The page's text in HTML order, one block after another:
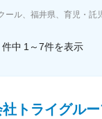
ール、福井県、育児・
件中 1～7件を表示
トライグル